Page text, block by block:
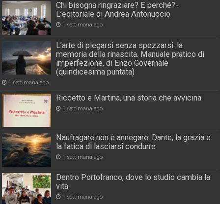
Chi bisogna ringraziare? E perché?-
L’editoriale di Andrea Antonuccio
1 settimana ago
L’arte di piegarsi senza spezzarsi: la
memoria della rinascita. Manuale pratico di
imperfezione, di Enzo Governale
(quindicesima puntata)
1 settimana ago
Riccetto e Martina, una storia che avvicina
1 settimana ago
Naufragare non è annegare: Dante, la grazia e
la fatica di lasciarsi condurre
1 settimana ago
Dentro Portofranco, dove lo studio cambia la
vita
1 settimana ago